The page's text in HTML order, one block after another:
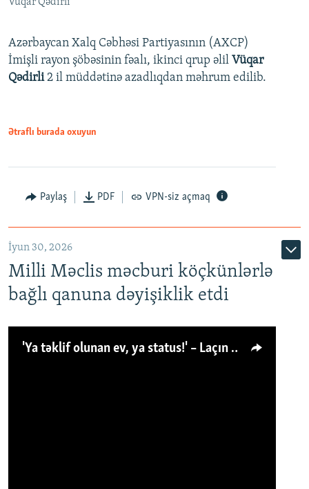
Azərbaycan Xalq Cəbhəsi Partiyasının (AXCP)
İmişli rayon şöbəsinin fəalı, ikinci qrup əlil Vüqar
Qədirli2 il müddətinə azadlıqdan məhrum edilib.
Ətraflı burada oxuyun
Paylaş PDF VPN-siz açmaq
İyun 30, 2026
Milli Məclis məcburi köçkünlərlə
bağlı qanuna dəyişiklik etdi
'Ya təklif olunan ev, ya status!' – Laçın köçkünü: 'Laçından başqa heç hara!'